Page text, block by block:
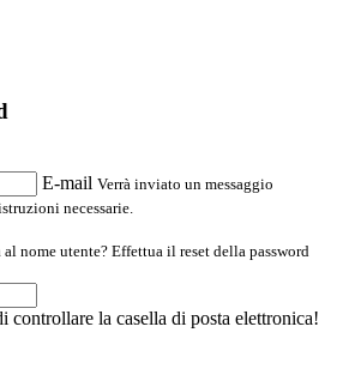
E-mail Verrà inviato un messaggio
necessarie.
nome utente? Effettua il reset della password
controllare la casella di posta elettronica!